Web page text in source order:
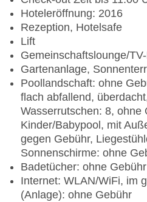
Hoteleröffnung: 2016
Rezeption, Hotelsafe
Lift
Gemeinschaftslounge/
Gartenanlage,
Poollandschaft: ohne
flach abfallend,
Wasserrutschen: 8, ohne
Kinder/Babypool, mit
gegen Gebühr,
Sonnenschirme: ohne
Badetücher: ohne Gebühr
Internet: WLAN/WiFi, im
(Anlage): ohne Gebühr